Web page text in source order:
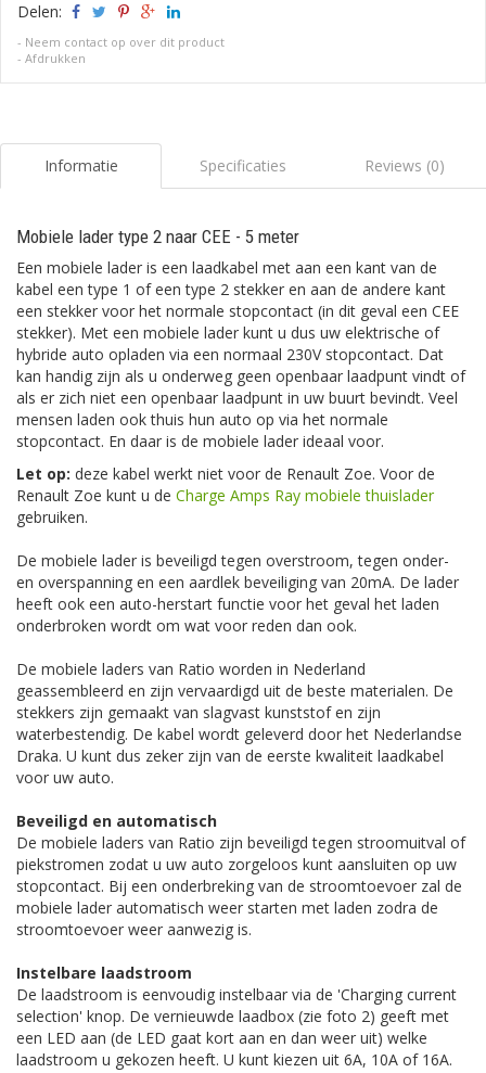
Delen:
- Neem contact op over dit product
- Afdrukken
Informatie Specificaties Reviews (0)
Mobiele lader type 2 naar CEE - 5 meter
Een mobiele lader is een laadkabel met aan een kant van de
kabel een type 1 of een type 2 stekker en aan de andere kant
een stekker voor het normale stopcontact (in dit geval een CEE
stekker). Met een mobiele lader kunt u dus uw elektrische of
hybride auto opladen via een normaal 230V stopcontact. Dat
kan handig zijn als u onderweg geen openbaar laadpunt vindt of
als er zich niet een openbaar laadpunt in uw buurt bevindt. Veel
mensen laden ook thuis hun auto op via het normale
stopcontact. En daar is de mobiele lader ideaal voor.
Let op: deze kabel werkt niet voor de Renault Zoe. Voor de
Renault Zoe kunt u de Charge Amps Ray mobiele thuislader
gebruiken.
De mobiele lader is beveiligd tegen overstroom, tegen onder-
en overspanning en een aardlek beveiliging van 20mA. De lader
heeft ook een auto-herstart functie voor het geval het laden
onderbroken wordt om wat voor reden dan ook.
De mobiele laders van Ratio worden in Nederland
geassembleerd en zijn vervaardigd uit de beste materialen. De
stekkers zijn gemaakt van slagvast kunststof en zijn
waterbestendig. De kabel wordt geleverd door het Nederlandse
Draka. U kunt dus zeker zijn van de eerste kwaliteit laadkabel
voor uw auto.
Beveiligd en automatisch
De mobiele laders van Ratio zijn beveiligd tegen stroomuitval of
piekstromen zodat u uw auto zorgeloos kunt aansluiten op uw
stopcontact. Bij een onderbreking van de stroomtoevoer zal de
mobiele lader automatisch weer starten met laden zodra de
stroomtoevoer weer aanwezig is.
Instelbare laadstroom
De laadstroom is eenvoudig instelbaar via de 'Charging current
selection' knop. De vernieuwde laadbox (zie foto 2) geeft met
een LED aan (de LED gaat kort aan en dan weer uit) welke
laadstroom u gekozen heeft. U kunt kiezen uit 6A, 10A of 16A.